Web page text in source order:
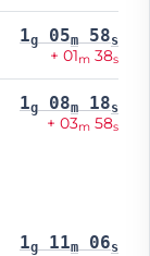
1g 05m 58s
+ 01m 38s
1g 08m 18s
+ 03m 58s
1g 11m 06s